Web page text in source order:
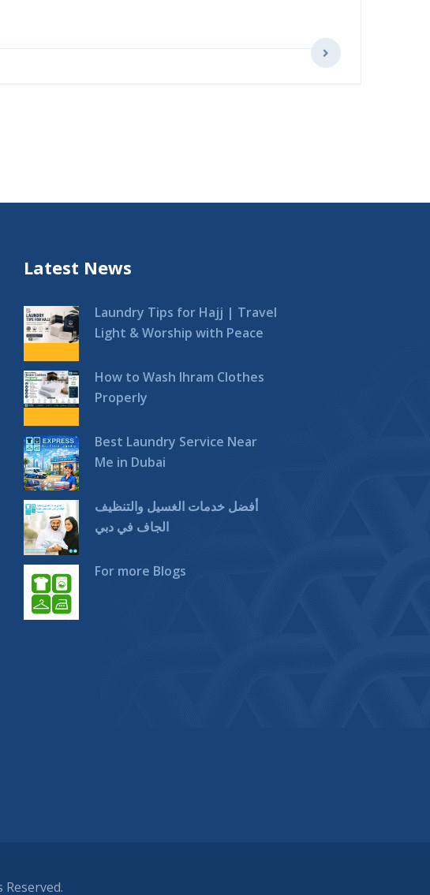
Latest News
Laundry Tips for Hajj | Travel
Light & Worship with Peace
How to Wash Ihram Clothes
Properly
Best Laundry Service Near
Me in Dubai
أفضل خدمات الغسيل والتنظيف
الجاف في دبي
For more Blogs